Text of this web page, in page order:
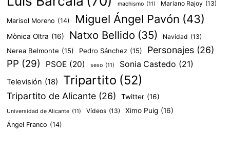
machismo (11) Mariano Rajoy (13)
Marisol Moreno (14) Miguel Ángel Pavón (43)
Mònica Oltra (16) Natxo Bellido (35) Navidad (13)
Nerea Belmonte (15) Pedro Sánchez (15) Personajes (26)
PP (29) PSOE (20) sexo (11) Sonia Castedo (21)
Televisión (18) Tripartito (52)
Tripartito de Alicante (26) Twitter (16)
Universidad de Alicante (11) Vídeos (13) Ximo Puig (16)
Ángel Franco (14)